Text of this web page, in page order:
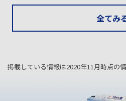
全てみ
掲載している情報は2020年11月時点の情